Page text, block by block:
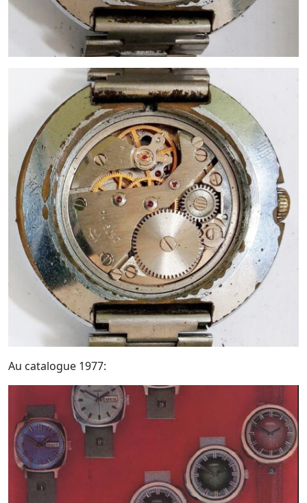
Au catalogue 1977: